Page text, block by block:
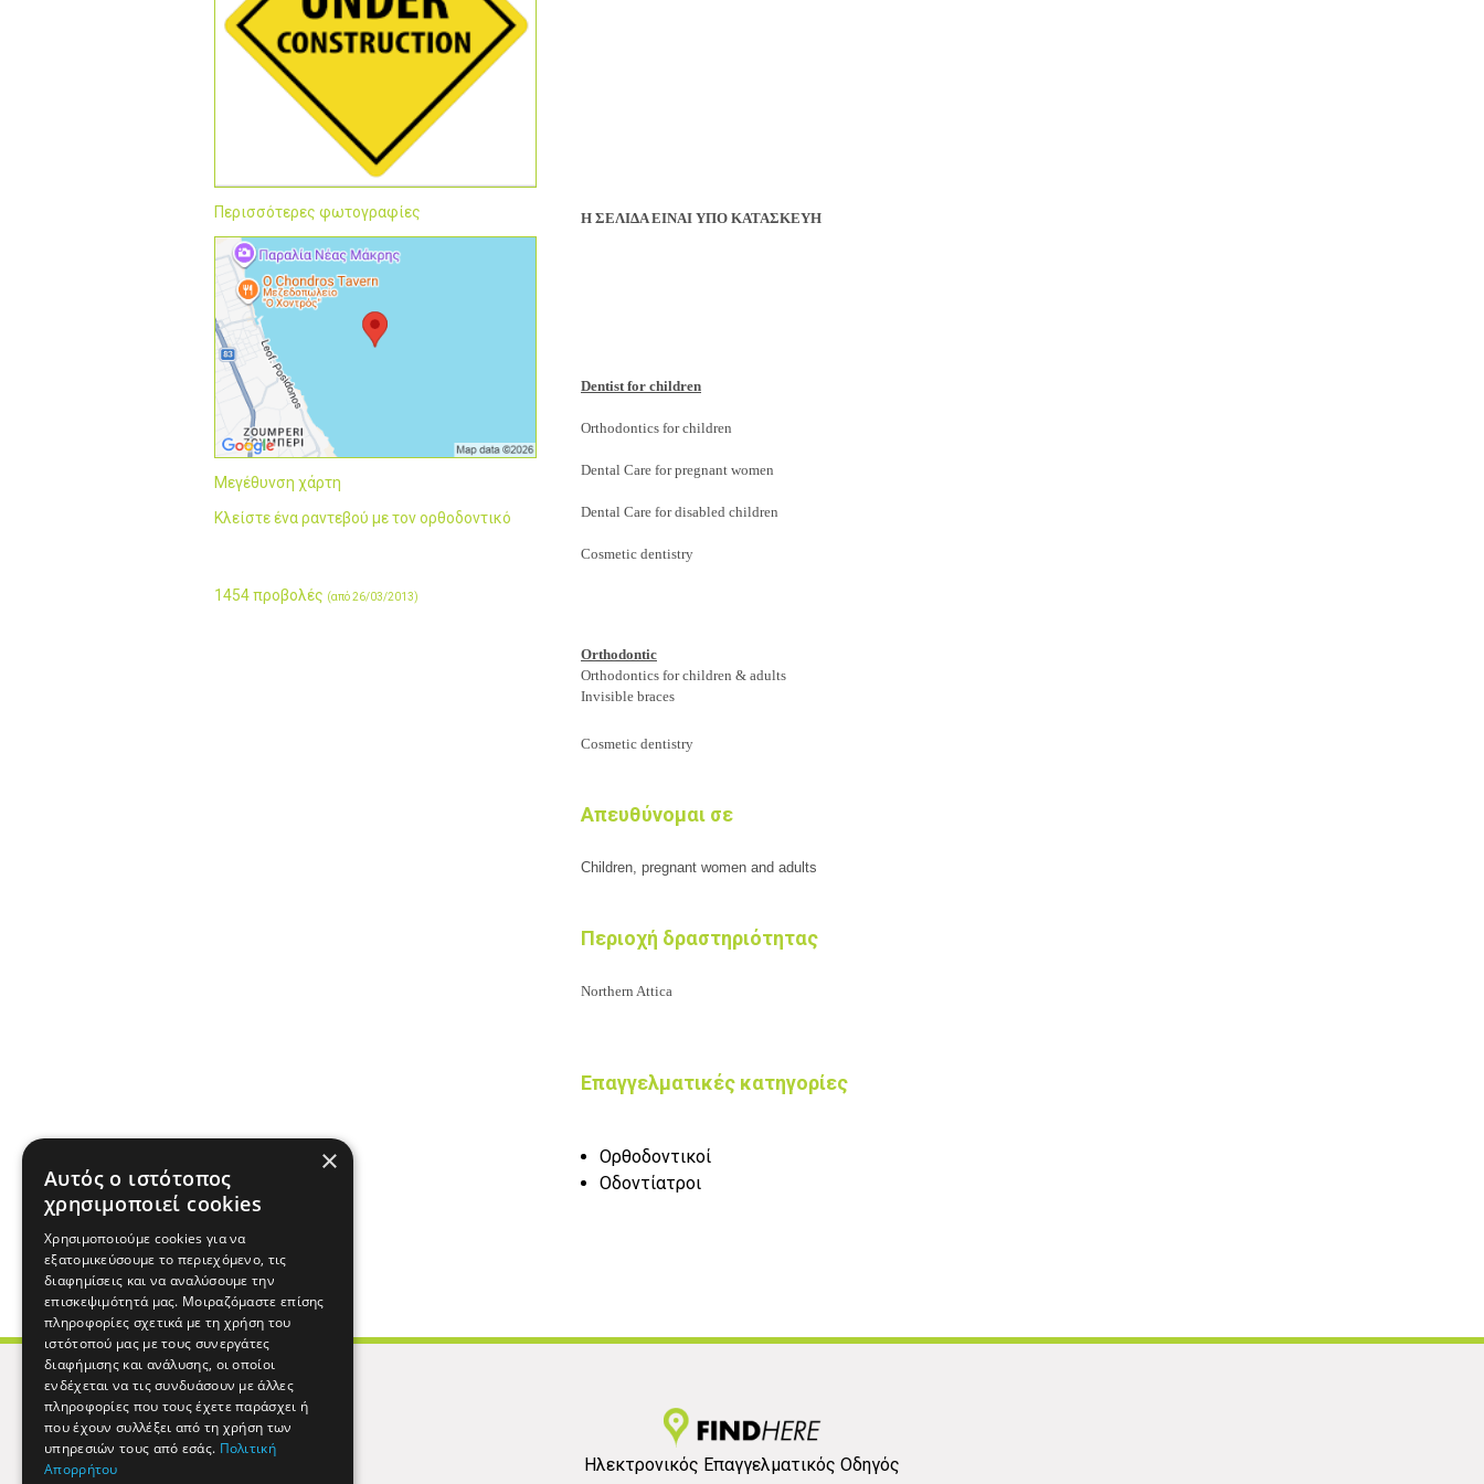
Περισσότερες φωτογραφίες
Μεγέθυνση χάρτη
Κλείστε ένα ραντεβού με τον ορθοδοντικό
1454 προβολές (από 26/03/2013)
Η ΣΕΛΙΔΑ ΕΙΝΑΙ ΥΠΟ ΚΑΤΑΣΚΕΥΗ
Dentist for children
Orthodontics for children
Dental Care for pregnant women
Dental Care for disabled children
Cosmetic dentistry
Orthodontic
Orthodontics for children & adults
Invisible braces
Cosmetic dentistry
Απευθύνομαι σε
Children, pregnant women and adults
Περιοχή δραστηριότητας
Northern Attica
Επαγγελματικές κατηγορίες
Ορθοδοντικοί
Οδοντίατροι
Ηλεκτρονικός Επαγγελματικός Οδηγός
×
Αυτός ο ιστότοπος
χρησιμοποιεί cookies
Χρησιμοποιούμε cookies για να
εξατομικεύσουμε το περιεχόμενο, τις
διαφημίσεις και να αναλύσουμε την
επισκεψιμότητά μας. Μοιραζόμαστε επίσης
πληροφορίες σχετικά με τη χρήση του
ιστότοπού μας με τους συνεργάτες
διαφήμισης και ανάλυσης, οι οποίοι
ενδέχεται να τις συνδυάσουν με άλλες
πληροφορίες που τους έχετε παράσχει ή
που έχουν συλλέξει από τη χρήση των
υπηρεσιών τους από εσάς. Πολιτική
Απορρήτου